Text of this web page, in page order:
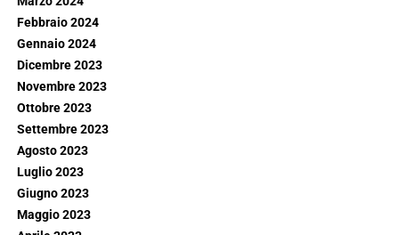
Febbraio 2024
Gennaio 2024
Dicembre 2023
Novembre 2023
Ottobre 2023
Settembre 2023
Agosto 2023
Luglio 2023
Giugno 2023
Maggio 2023